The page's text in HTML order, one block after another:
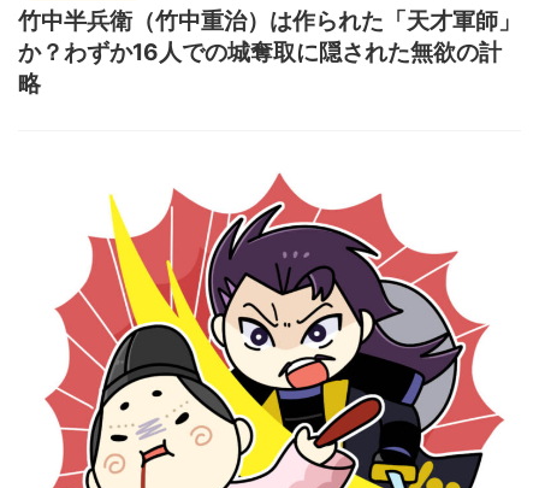
竹中半兵衛（竹中重治）は作られた「天才軍師」
か？わずか16人での城奪取に隠された無欲の計
略